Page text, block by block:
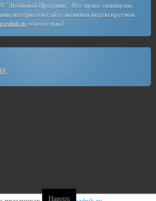
"Любимый Праздник". Все права защищены.
материалов сайта активная индексируемая
обязательна!
Наверх